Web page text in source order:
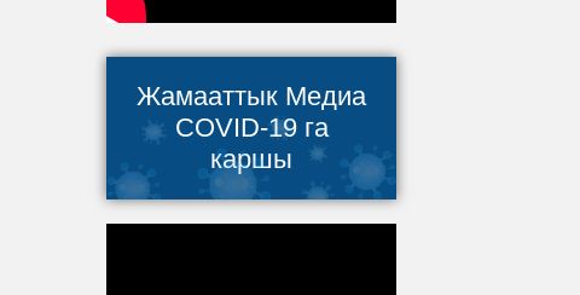
Жамааттык Медиа
COVID-19 га
каршы